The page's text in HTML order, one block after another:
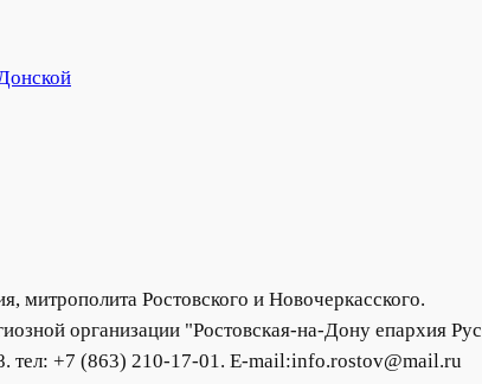
Ростовского и Новочеркасского.
организации "Ростовская-на-Дону епархия
тел: +7 (863) 210-17-01. E-mail:info.rostov@mail.ru